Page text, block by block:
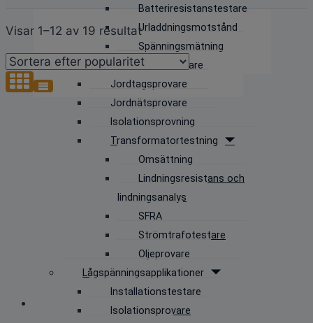
Batteriresistanstestare
Urladdningsmotstånd
Spänningsmätning
Batteriladdare
Jordtagsprovare
Jordnätsprovare
Isolationsprovning
Transformatortestning
Omsättning
Lindningsresistans och
lindningsanalys
SFRA
Strömtrafotestare
Oljeprovare
Lågspänningsapplikationer
Installationstestare
Isolationsprovare
Visar 1–12 av 19 resultatSortera
efter
popularitet